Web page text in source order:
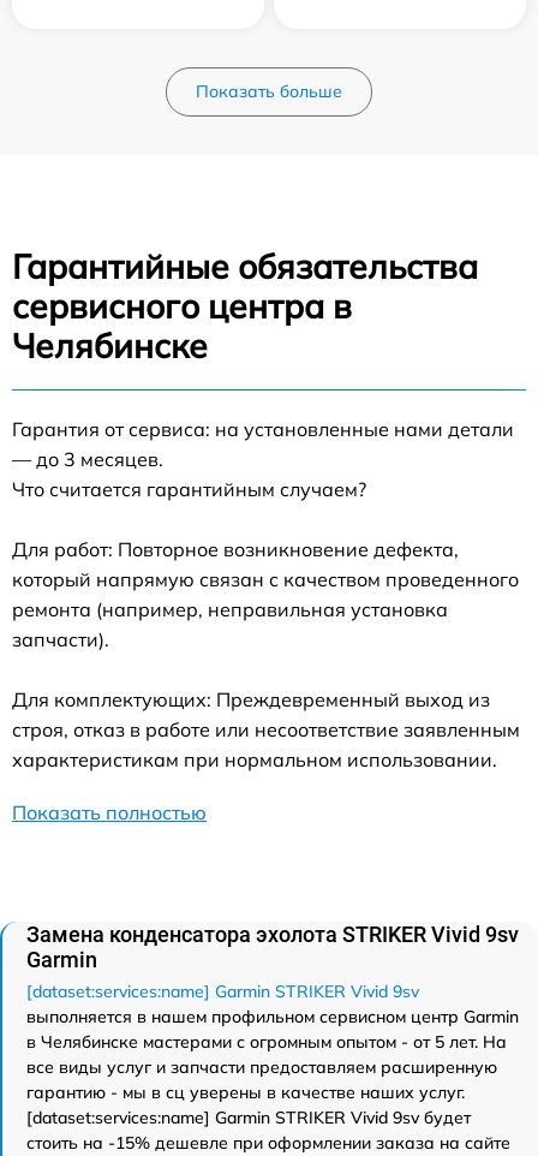
Показать больше
Гарантийные обязательства
сервисного центра в
Челябинске
Гарантия от сервиса: на установленные нами детали
— до 3 месяцев.
Что считается гарантийным случаем?
Для работ: Повторное возникновение дефекта,
который напрямую связан с качеством проведенного
ремонта (например, неправильная установка
запчасти).
Для комплектующих: Преждевременный выход из
строя, отказ в работе или несоответствие заявленным
характеристикам при нормальном использовании.
Показать полностью
Замена конденсатора эхолота STRIKER Vivid 9sv
Garmin
[dataset:services:name] Garmin STRIKER Vivid 9sv
выполняется в нашем профильном сервисном центр Garmin
в Челябинске мастерами с огромным опытом - от 5 лет. На
все виды услуг и запчасти предоставляем расширенную
гарантию - мы в сц уверены в качестве наших услуг.
[dataset:services:name] Garmin STRIKER Vivid 9sv будет
стоить на -15% дешевле при оформлении заказа на сайте